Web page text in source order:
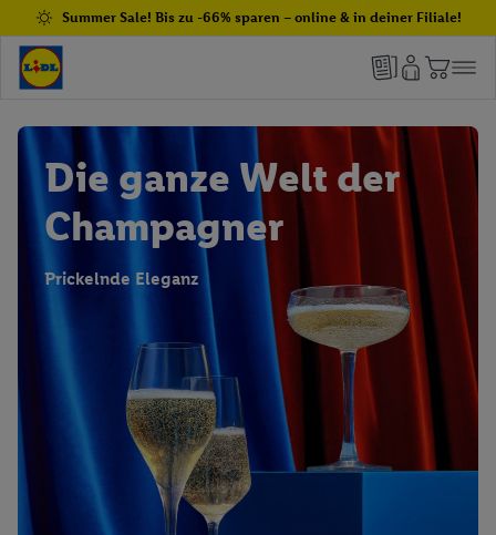
Summer Sale! Bis zu -66% sparen – online & in deiner Filiale!
Die ganze Welt der
Champagner
Prickelnde Eleganz